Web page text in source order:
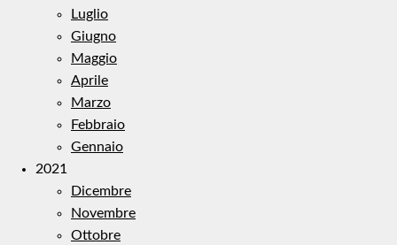
Luglio
Giugno
Maggio
Aprile
Marzo
Febbraio
Gennaio
2021
Dicembre
Novembre
Ottobre